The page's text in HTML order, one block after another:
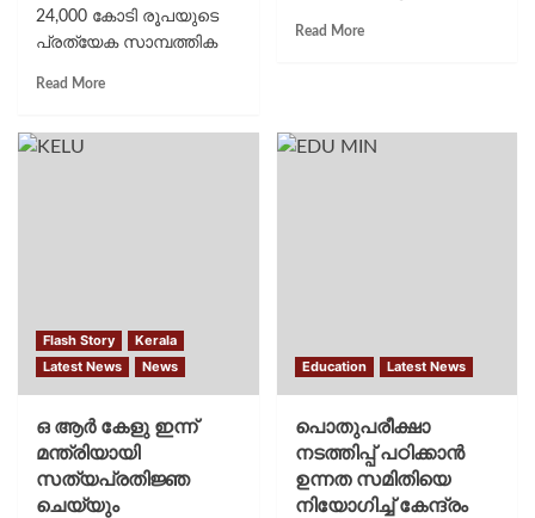
24,000 കോടി രൂപയുടെ
പ്രത്യേക സാമ്പത്തിക
ബാലഗോപാൽ. ഇത്‌
Read More
സിബിഐക്ക്
Read More
Flash Story
Kerala
Latest News
News
ഒ ആര്‍ കേളു ഇന്ന്
മന്ത്രിയായി
സത്യപ്രതിജ്ഞ
ചെയ്യും
Education Latest News
പൊതുപരീക്ഷാ
നടത്തിപ്പ് പഠിക്കാൻ
ഉന്നത സമിതിയെ
നിയോഗിച്ച് കേന്ദ്രം